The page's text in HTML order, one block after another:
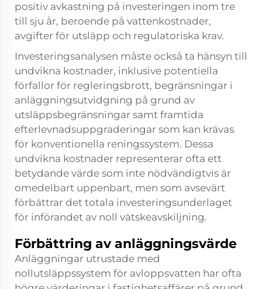
positiv avkastning på investeringen inom tre
till sju år, beroende på vattenkostnader,
avgifter för utsläpp och regulatoriska krav.
Investeringsanalysen måste också ta hänsyn till
undvikna kostnader, inklusive potentiella
förfallor för regleringsbrott, begränsningar i
anläggningsutvidgning på grund av
utsläppsbegränsningar samt framtida
efterlevnadsuppgraderingar som kan krävas
för konventionella reningssystem. Dessa
undvikna kostnader representerar ofta ett
betydande värde som inte nödvändigtvis är
omedelbart uppenbart, men som avsevärt
förbättrar det totala investeringsunderlaget
för införandet av noll vätskeavskiljning.
Förbättring av anläggningsvärde
Anläggningar utrustade med
nollutsläppssystem för avloppsvatten har ofta